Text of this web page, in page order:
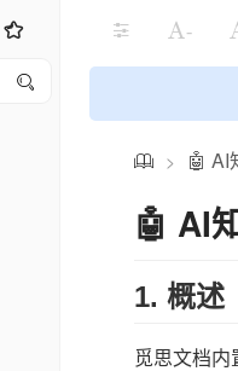
-
> 🤖 AI
🤖 AI
1. 概述
觅思文档